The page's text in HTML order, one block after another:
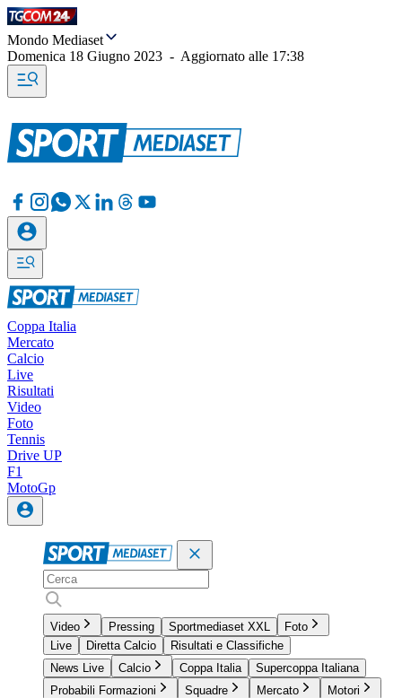
Mondo Mediaset
Domenica 18 Giugno 2023 - Aggiornato alle 17:38
Coppa Italia
Mercato
Calcio
Live
Risultati
Video
Foto
Tennis
Drive UP
F1
MotoGp
Video Pressing Sportmediaset XXL
Foto
Live
Diretta Calcio
Risultati e Classifiche
News Live
Calcio Coppa Italia
Supercoppa Italiana
Probabili Formazioni
Squadre Mercato
Motori